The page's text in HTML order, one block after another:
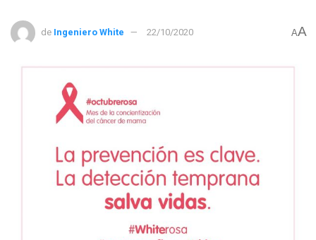
de Ingeniero White 22/10/2020 AA